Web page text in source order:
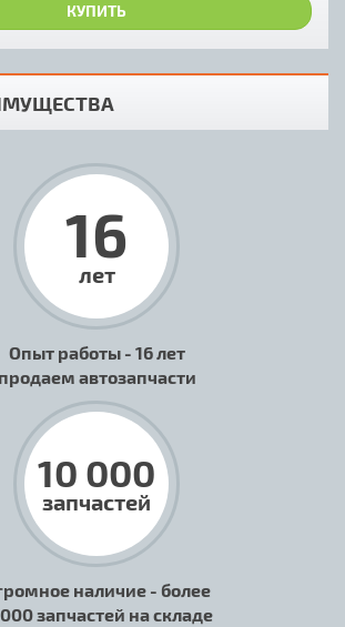
КУПИТЬ
16
лет
Опыт работы - 16 лет
продаем автозапчасти
10 000
запчастей
наличие - более
запчастей на складе